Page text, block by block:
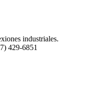
industriales.
429-6851